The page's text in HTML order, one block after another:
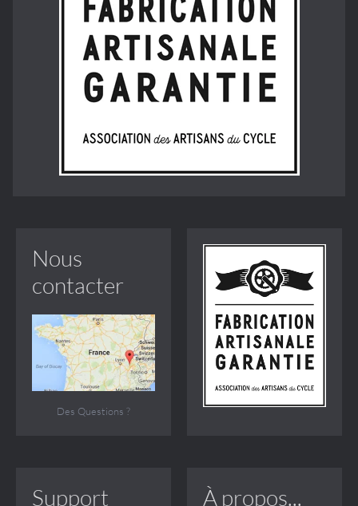
Nous
contacter
Des Questions ?
Support
À propos...